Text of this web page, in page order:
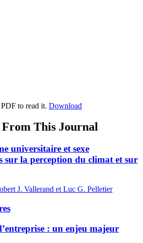
to read it. Download
This Journal
universitaire et sexe
sur la perception du climat et sur
J. Vallerand et Luc G. Pelletier
: un enjeu majeur